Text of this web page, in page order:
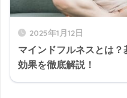
2025年1月12日
マインドフルネスとは
効果を徹底解説！